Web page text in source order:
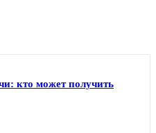
кто может получить